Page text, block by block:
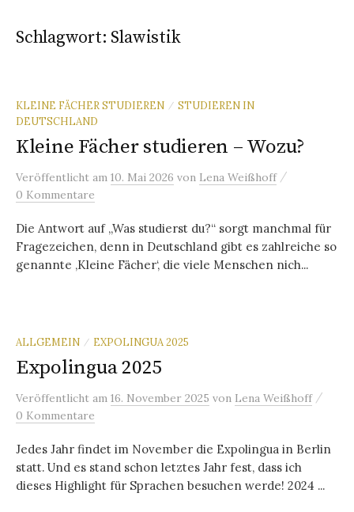
Schlagwort: Slawistik
KLEINE FÄCHER STUDIEREN / STUDIEREN IN
DEUTSCHLAND
Kleine Fächer studieren – Wozu?
Veröffentlicht am 10. Mai 2026 von Lena Weißhoff /
0 Kommentare
Die Antwort auf „Was studierst du?“ sorgt manchmal für
Fragezeichen, denn in Deutschland gibt es zahlreiche so
genannte ‚Kleine Fächer‘, die viele Menschen nich...
ALLGEMEIN / EXPOLINGUA 2025
Expolingua 2025
Veröffentlicht am 16. November 2025 von Lena Weißhoff /
0 Kommentare
Jedes Jahr findet im November die Expolingua in Berlin
statt. Und es stand schon letztes Jahr fest, dass ich
dieses Highlight für Sprachen besuchen werde! 2024 ...